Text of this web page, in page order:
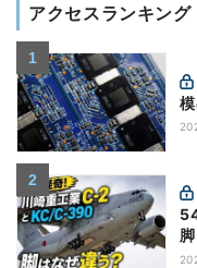
アクセスランキング